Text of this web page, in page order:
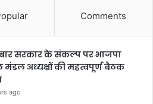
Comments
सरकार के संकल्प पर भाजपा
अध्यक्षों की महत्वपूर्ण बैठक
ago